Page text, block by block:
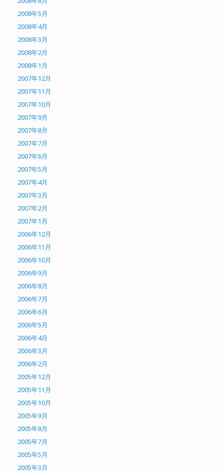
2008年5月
2008年4月
2008年3月
2008年2月
2008年1月
2007年12月
2007年11月
2007年10月
2007年9月
2007年8月
2007年7月
2007年6月
2007年5月
2007年4月
2007年3月
2007年2月
2007年1月
2006年12月
2006年11月
2006年10月
2006年9月
2006年8月
2006年7月
2006年6月
2006年5月
2006年4月
2006年3月
2006年2月
2005年12月
2005年11月
2005年10月
2005年9月
2005年8月
2005年7月
2005年5月
2005年3月